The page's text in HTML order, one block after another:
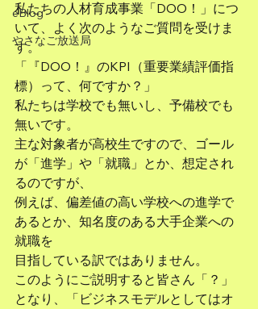
eBlog
やさなご放送局
私たちの人材育成事業「DOO！」につ
いて、よく次のようなご質問を受けま
す。
「『DOO！』のKPI（重要業績評価指
標）って、何ですか？」
私たちは学校でも無いし、予備校でも
無いです。
主な対象者が高校生ですので、ゴール
が「進学」や「就職」とか、想定され
るのですが、
例えば、偏差値の高い学校への進学で
あるとか、知名度のある大手企業への
就職を
目指している訳ではありません。
このようにご説明すると皆さん「？」
となり、「ビジネスモデルとしてはオ